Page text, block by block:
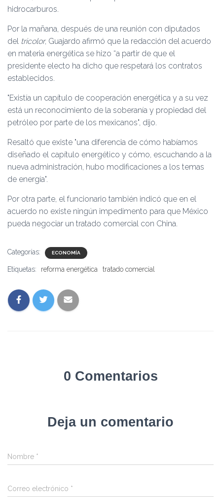
hidrocarburos.
Por la mañana, después de una reunión con diputados
del tricolor, Guajardo afirmó que la redacción del acuerdo
en materia energética se hizo “a partir de que el
presidente electo ha dicho que respetará los contratos
establecidos.
Existía un capítulo de cooperación energética y a su vez
está un reconocimiento de la soberanía y propiedad del
petróleo por parte de los mexicanos , dijo.
Resaltó que existe una diferencia de cómo habíamos
diseñado el capítulo energético y cómo, escuchando a la
nueva administración, hubo modificaciones a los temas
de energía .
Por otra parte, el funcionario también indicó que en el
acuerdo no existe ningún impedimento para que México
pueda negociar un tratado comercial con China.
Categorías: ECONOMÍA
Etiquetas: reforma energética tratado comercial
0 Comentarios
Deja un comentario
Nombre *
Correo electrónico *